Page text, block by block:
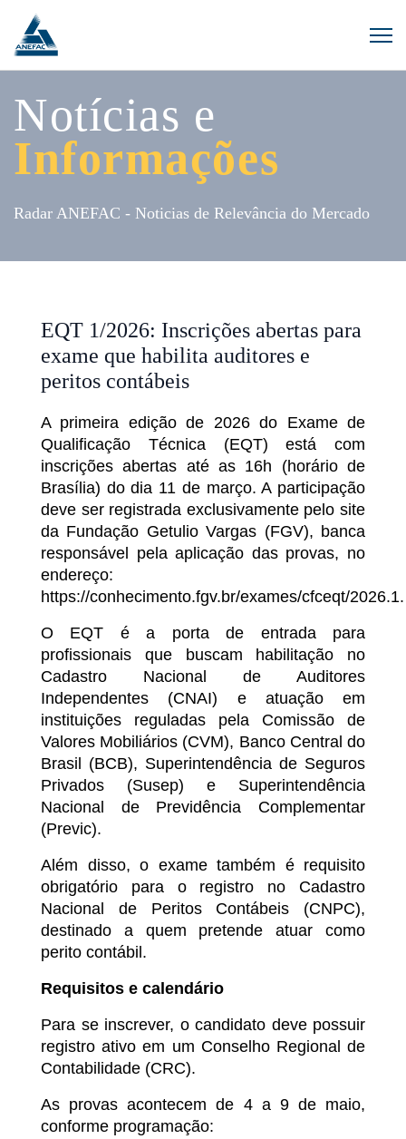
Notícias e
Informações
Radar ANEFAC - Noticias de Relevância do Mercado
EQT 1/2026: Inscrições abertas para
exame que habilita auditores e
peritos contábeis
A primeira edição de 2026 do Exame de
Qualificação Técnica (EQT) está com
inscrições abertas até as 16h (horário de
Brasília) do dia 11 de março. A participação
deve ser registrada exclusivamente pelo site
da Fundação Getulio Vargas (FGV), banca
responsável pela aplicação das provas, no
endereço:
https://conhecimento.fgv.br/exames/cfceqt/2026.1.
O EQT é a porta de entrada para
profissionais que buscam habilitação no
Cadastro Nacional de Auditores
Independentes (CNAI) e atuação em
instituições reguladas pela Comissão de
Valores Mobiliários (CVM), Banco Central do
Brasil (BCB), Superintendência de Seguros
Privados (Susep) e Superintendência
Nacional de Previdência Complementar
(Previc).
Além disso, o exame também é requisito
obrigatório para o registro no Cadastro
Nacional de Peritos Contábeis (CNPC),
destinado a quem pretende atuar como
perito contábil.
Requisitos e calendário
Para se inscrever, o candidato deve possuir
registro ativo em um Conselho Regional de
Contabilidade (CRC).
As provas acontecem de 4 a 9 de maio,
conforme programação: